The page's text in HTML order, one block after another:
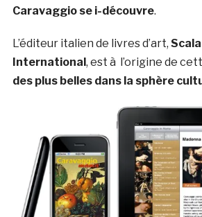
Caravaggio se i-découvre.
L’éditeur italien de livres d’art,
International, est à l’origine de
des plus belles dans la sphère